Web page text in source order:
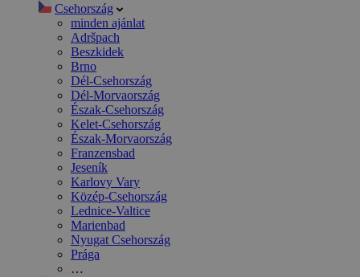
Csehország
minden ajánlat
Adršpach
Beszkidek
Brno
Dél-Csehország
Dél-Morvaország
Észak-Csehország
Kelet-Csehország
Észak-Morvaország
Franzensbad
Jeseník
Karlovy Vary
Közép-Csehország
Lednice-Valtice
Marienbad
Nyugat Csehország
Prága
…